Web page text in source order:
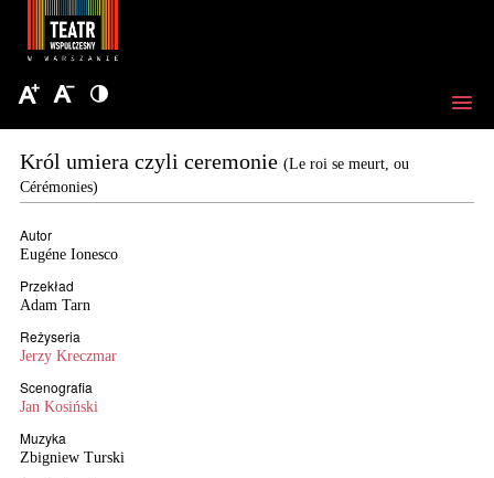
Król umiera czyli ceremonie (Le roi se meurt, ou
Cérémonies)
Autor
Eugéne Ionesco
Przekład
Adam Tarn
Reżyseria
Jerzy Kreczmar
Scenografia
Jan Kosiński
Muzyka
Zbigniew Turski